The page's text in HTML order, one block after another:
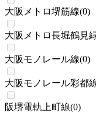
大阪メトロ堺筋線(0)
大阪メトロ長堀鶴見
大阪モノレール線(0)
大阪モノレール彩都
阪堺電軌上町線(0)